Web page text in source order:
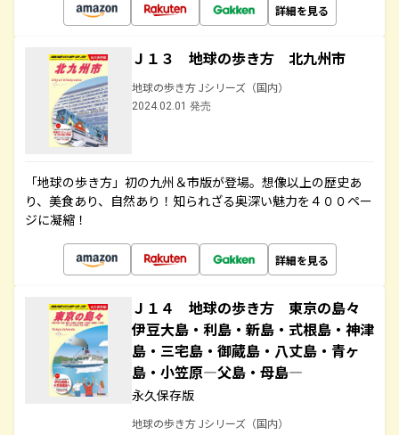
詳細を見る
Ｊ１３ 地球の歩き方 北九州市
地球の歩き方 Jシリーズ（国内）
2024.02.01 発売
「地球の歩き方」初の九州＆市版が登場。想像以上の歴史あ
り、美食あり、自然あり！知られざる奥深い魅力を４００ペー
ジに凝縮！
詳細を見る
Ｊ１４ 地球の歩き方 東京の島々
伊豆大島・利島・新島・式根島・神津
島・三宅島・御蔵島・八丈島・青ヶ
島・小笠原―父島・母島―
永久保存版
地球の歩き方 Jシリーズ（国内）